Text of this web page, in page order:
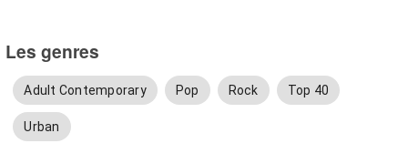
Les genres
Adult Contemporary Pop Rock Top 40
Urban